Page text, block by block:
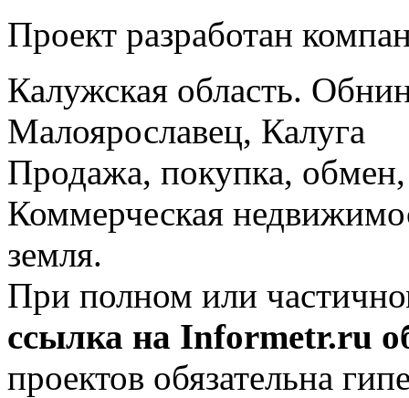
Проект разработан
Калужская область.
Малоярославец, Калуга
Продажа, покупка, обмен,
Коммерческая
земля.
При полном или
ссылка на Informetr.ru
проектов обязательна